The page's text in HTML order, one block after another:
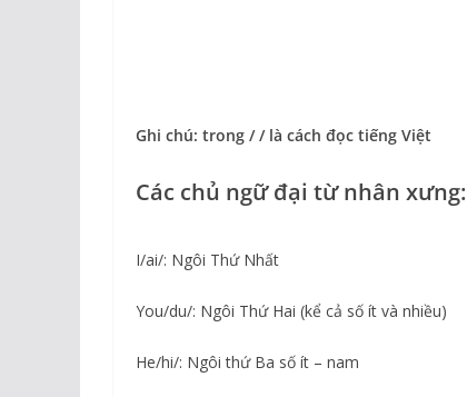
Ghi chú: trong / / là cách đọc tiếng Việt
Các chủ ngữ đại từ nhân xưng:
I/ai/: Ngôi Thứ Nhất
You/du/: Ngôi Thứ Hai (kể cả số ít và nhiều)
He/hi/: Ngôi thứ Ba số ít – nam